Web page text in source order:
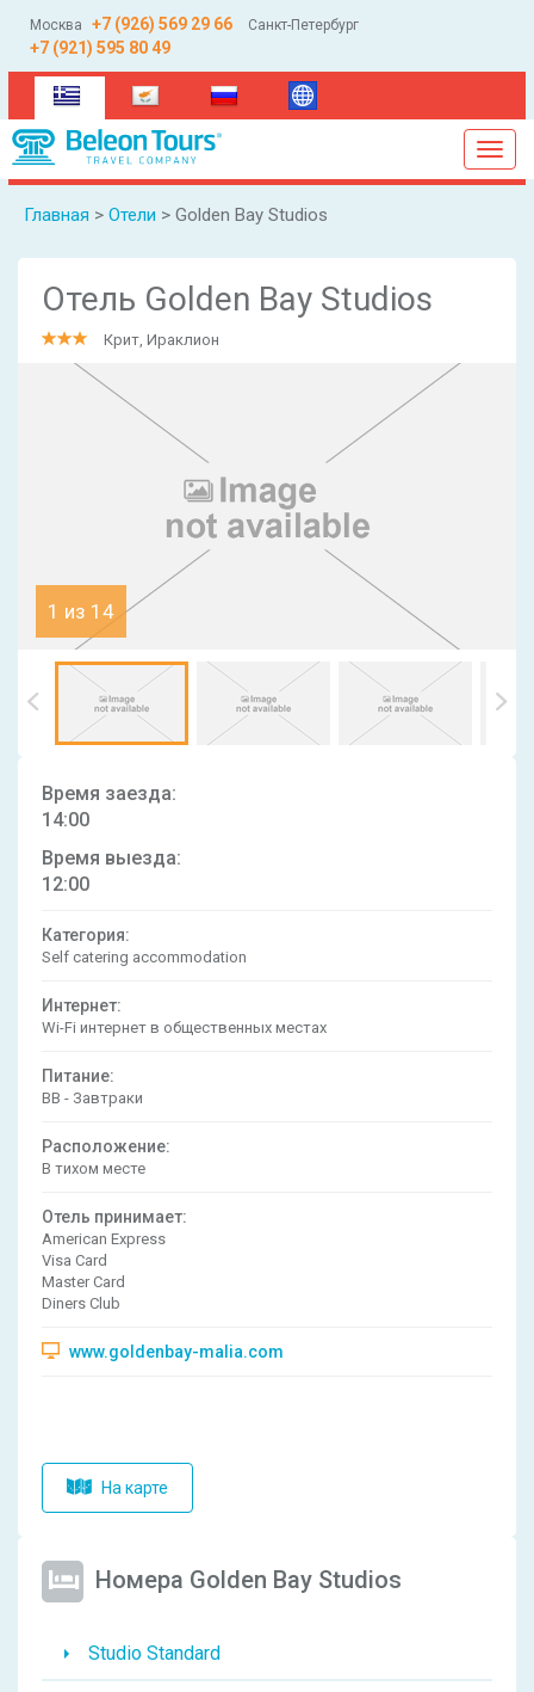
Москва +7 (926) 569 29 66 Санкт-Петербург
+7 (921) 595 80 49
(current)
Главная > Отели > Golden Bay Studios
Отель Golden Bay Studios
Крит, Ираклион
1 из 14
Время заезда:
14:00
Время выезда:
12:00
Категория:
Self catering accommodation
Интернет:
Wi-Fi интернет в общественных местах
Питание:
BB - Завтраки
Расположениe:
В тихом месте
Отель принимает:
American Express
Visa Card
Master Card
Diners Club
www.goldenbay-malia.com
На карте
Номера Golden Bay Studios
Studio Standard